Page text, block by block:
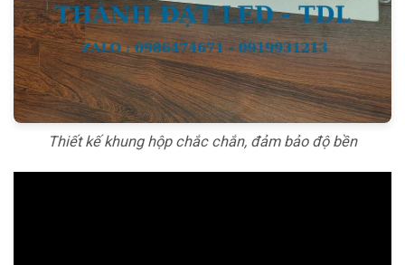
Thiết kế khung hộp chắc chắn, đảm bảo độ bền